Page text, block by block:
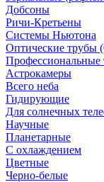
Добсоны
Ричи-Кретьены
Системы Ньютона
Оптические трубы
Профессиональные
Астрокамеры
Всего неба
Гидирующие
Для солнечных
Научные
Планетарные
С охлаждением
Цветные
Черно-белые